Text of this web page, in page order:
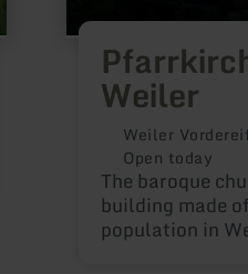
Brother Klaus - is
May many people find
Weiler
Weiler
Open today
The baroque
building made of
population in